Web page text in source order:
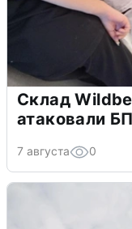
Склад
атаковали
7 августа 0